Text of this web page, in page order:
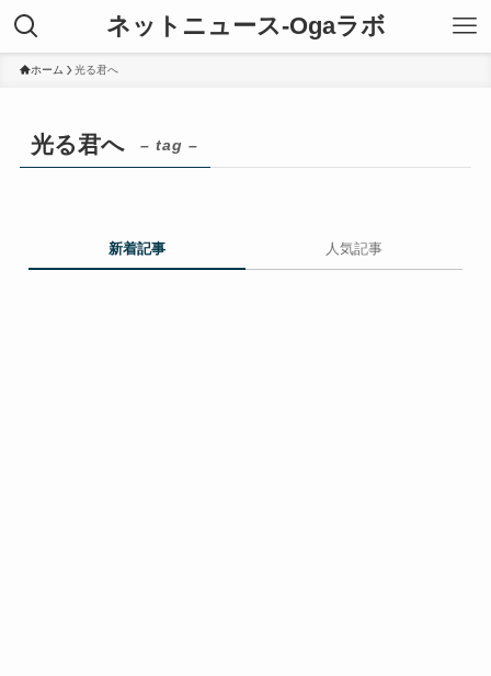
ネットニュース-Ogaラボ
ホーム 光る君へ
光る君へ – tag –
新着記事 人気記事